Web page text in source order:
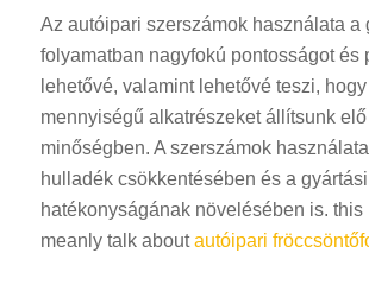
Az autóipari szerszámok használata a
folyamatban nagyfokú pontosságot és
lehetővé, valamint lehetővé teszi,
mennyiségű alkatrészeket állítsunk
minőségben. A szerszámok
hulladék csökkentésében és a
hatékonyságának növelésében is. this
meanly talk aboutautóipari